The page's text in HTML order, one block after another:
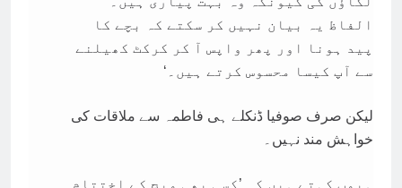
الفاظ یہ بیان نہیں کر سکتے کہ بچے کا
پید ہونا اور پھر واپس آ کر کرکٹ کھیلنے
سے آپ کیسا محسوس کرتے ہیں۔‘
لیکن صرف صوفیا ڈنکلے ہی فاطمہ سے ملاقات کی
خواہش مند نہیں۔
ہیمپ کہتے ہیں کہ ’کسی بھی میچ کے اختتام